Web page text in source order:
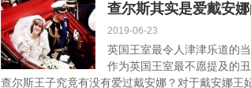
查尔斯其实是爱戴安
2019-06-23
英国王室最令人津津乐道的
作为英国王室最不愿提及的
查尔斯王子究竟有没有爱过戴安娜？对于戴安娜王